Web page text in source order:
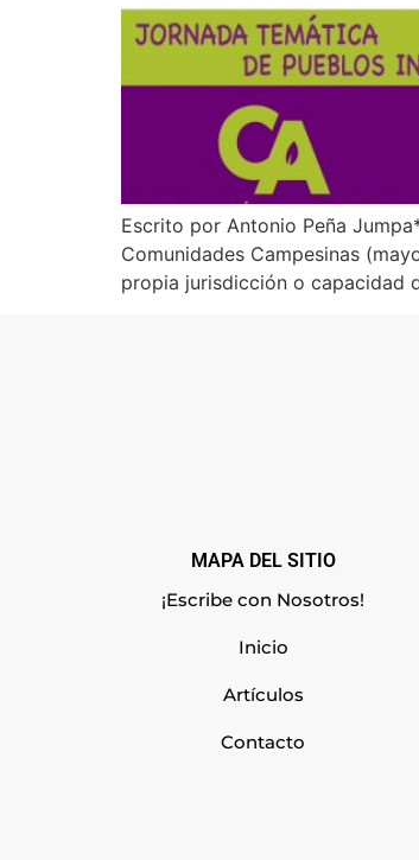
Escrito por Antonio Peña
Comunidades Campesinas
propia jurisdicción o capacidad
MAPA DEL SITIO
¡Escribe con Nosotros!
Inicio
Artículos
Contacto